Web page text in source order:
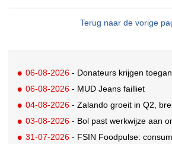
Terug naar de vorige
06-08-2026 - Donateurs krijgen toegang tot diepgaandere
06-08-2026 - MUD Jeans failliet
04-08-2026 - Zalando groeit in Q2, breidt B2B verder
03-08-2026 - Bol past werkwijze aan om eerlijker te zijn
31-07-2026 - FSIN Foodpulse: consument organiseert